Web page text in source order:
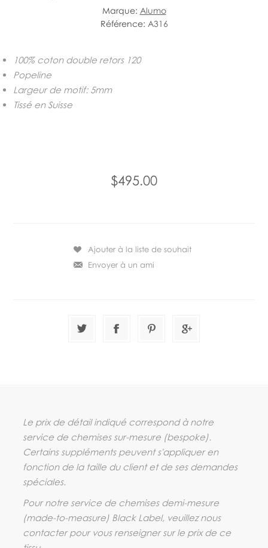
Marque: Alumo
Référence: A316
100% coton double retors 120
Popeline
Largeur de motif: 5mm
Tissé en Suisse
$495.00
Le prix de détail indiqué correspond à notre
service de chemises sur-mesure (bespoke).
Certains suppléments peuvent s'appliquer en
fonction de la taille du client et de ses demandes
spéciales.
Pour notre service de chemises demi-mesure
(made-to-measure) Black Label, veuillez nous
contacter pour vous renseigner sur le prix de ce